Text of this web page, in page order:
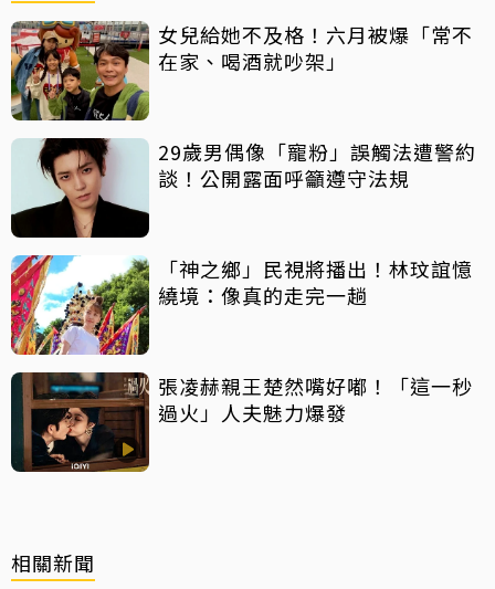
女兒給她不及格！六月被爆「常不
在家、喝酒就吵架」
29歲男偶像「寵粉」誤觸法遭警約
談！公開露面呼籲遵守法規
「神之鄉」民視將播出！林玟誼憶
繞境：像真的走完一趟
張凌赫親王楚然嘴好嘟！「這一秒
過火」人夫魅力爆發
相關新聞